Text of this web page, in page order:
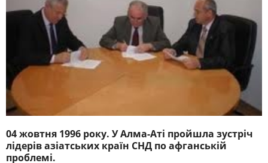
04 жовтня 1996 року. У Алма-Аті пройшла зустріч
лідерів азіатських країн СНД по афганській
проблемі.